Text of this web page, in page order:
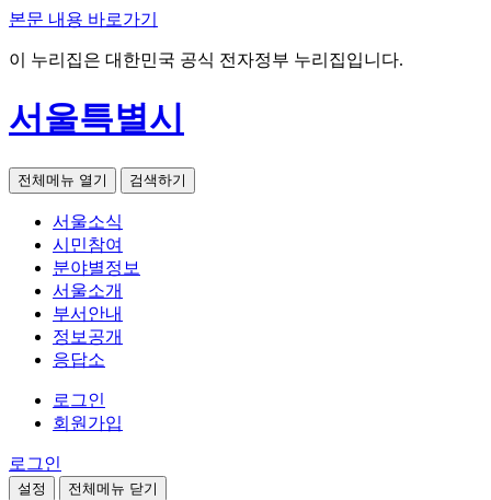
본문 내용 바로가기
이 누리집은 대한민국 공식 전자정부 누리집입니다.
서울특별시
전체메뉴 열기 검색하기
서울소식
시민참여
분야별정보
서울소개
부서안내
정보공개
응답소
로그인
회원가입
로그인
설정 전체메뉴 닫기